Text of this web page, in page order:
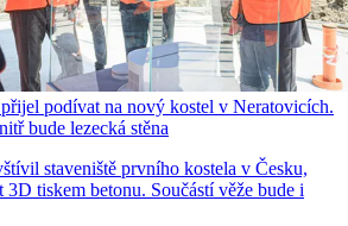
přijel podívat na nový kostel v Neratovicích.
bude lezecká stěna
staveniště prvního kostela v Česku,
tiskem betonu. Součástí věže bude i